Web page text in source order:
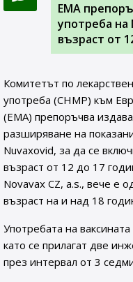
ЕМА
употреба
възраст от
Комитетът по
употреба (CHMP) към
(EMA) препоръчва
разширяване на
Nuvaxovid, за да се
възраст от 12 до 17
Novavax CZ, a.s., вече е
възраст на и над 18
Употребата на
като се прилагат две
през интервал от 3